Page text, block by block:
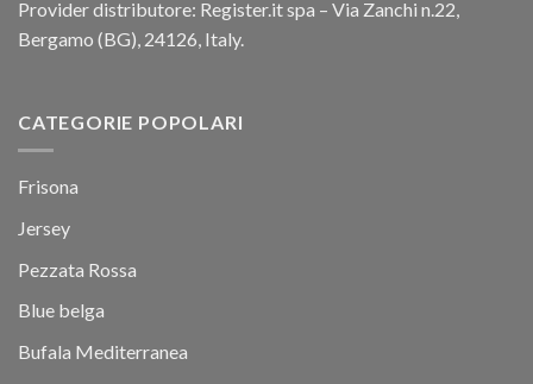
Provider distributore: Register.it spa – Via Zanchi n.22,
Bergamo (BG), 24126, Italy.
CATEGORIE POPOLARI
Frisona
Jersey
Pezzata Rossa
Blue belga
Bufala Mediterranea